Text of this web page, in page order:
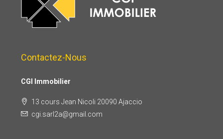
Contactez-Nous
CGI Immobilier
13 cours Jean Nicoli 20090 Ajaccio
cgi.sarl2a@gmail.com